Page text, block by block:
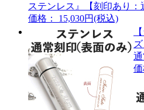
ステンレス』【刻印あり：
価格： 15,030円(税込)
通